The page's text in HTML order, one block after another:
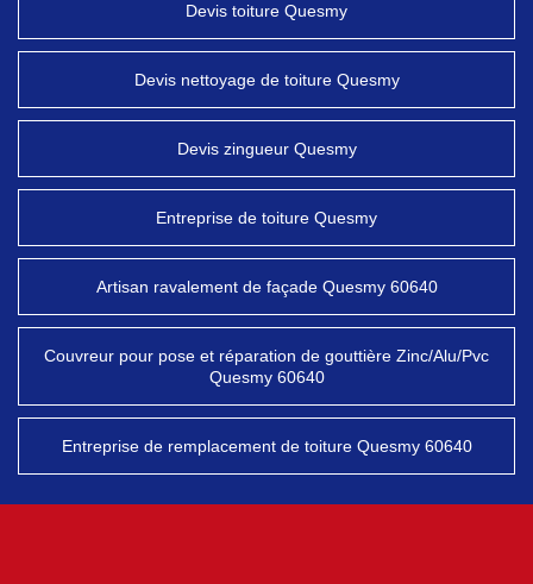
Devis toiture Quesmy
Devis nettoyage de toiture Quesmy
Devis zingueur Quesmy
Entreprise de toiture Quesmy
Artisan ravalement de façade Quesmy 60640
Couvreur pour pose et réparation de gouttière Zinc/Alu/Pvc
Quesmy 60640
Entreprise de remplacement de toiture Quesmy 60640